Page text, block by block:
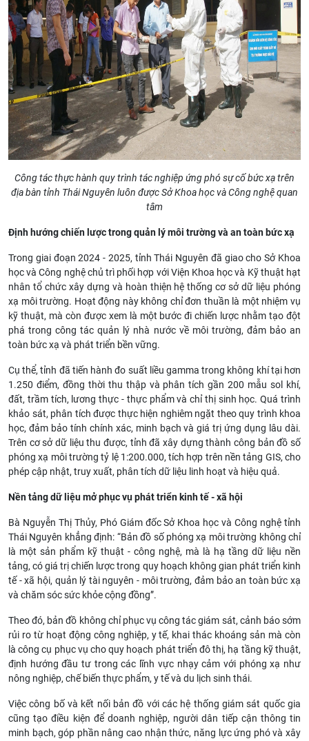
Công tác thực hành quy trình tác nghiệp ứng phó sự cố bức xạ trên
địa bàn tỉnh Thái Nguyên luôn được Sở Khoa học và Công nghệ quan
tâm
Định hướng chiến lược trong quản lý môi trường và an toàn bức xạ
Trong giai đoạn 2024 - 2025, tỉnh Thái Nguyên đã giao cho Sở Khoa
học và Công nghệ chủ trì phối hợp với Viện Khoa học và Kỹ thuật hạt
nhân tổ chức xây dựng và hoàn thiện hệ thống cơ sở dữ liệu phóng
xạ môi trường. Hoạt động này không chỉ đơn thuần là một nhiệm vụ
kỹ thuật, mà còn được xem là một bước đi chiến lược nhằm tạo đột
phá trong công tác quản lý nhà nước về môi trường, đảm bảo an
toàn bức xạ và phát triển bền vững.
Cụ thể, tỉnh đã tiến hành đo suất liều gamma trong không khí tại hơn
1.250 điểm, đồng thời thu thập và phân tích gần 200 mẫu sol khí,
đất, trầm tích, lương thực - thực phẩm và chỉ thị sinh học. Quá trình
khảo sát, phân tích được thực hiện nghiêm ngặt theo quy trình khoa
học, đảm bảo tính chính xác, minh bạch và giá trị ứng dụng lâu dài.
Trên cơ sở dữ liệu thu được, tỉnh đã xây dựng thành công bản đồ số
phóng xạ môi trường tỷ lệ 1:200.000, tích hợp trên nền tảng GIS, cho
phép cập nhật, truy xuất, phân tích dữ liệu linh hoạt và hiệu quả.
Nền tảng dữ liệu mở phục vụ phát triển kinh tế - xã hội
Bà Nguyễn Thị Thủy, Phó Giám đốc Sở Khoa học và Công nghệ tỉnh
Thái Nguyên khẳng định: “Bản đồ số phóng xạ môi trường không chỉ
là một sản phẩm kỹ thuật - công nghệ, mà là hạ tầng dữ liệu nền
tảng, có giá trị chiến lược trong quy hoạch không gian phát triển kinh
tế - xã hội, quản lý tài nguyên - môi trường, đảm bảo an toàn bức xạ
và chăm sóc sức khỏe cộng đồng”.
Theo đó, bản đồ không chỉ phục vụ công tác giám sát, cảnh báo sớm
rủi ro từ hoạt động công nghiệp, y tế, khai thác khoáng sản mà còn
là công cụ phục vụ cho quy hoạch phát triển đô thị, hạ tầng kỹ thuật,
định hướng đầu tư trong các lĩnh vực nhạy cảm với phóng xạ như
nông nghiệp, chế biến thực phẩm, y tế và du lịch sinh thái.
Việc công bố và kết nối bản đồ với các hệ thống giám sát quốc gia
cũng tạo điều kiện để doanh nghiệp, người dân tiếp cận thông tin
minh bạch, góp phần nâng cao nhận thức, năng lực ứng phó và xây